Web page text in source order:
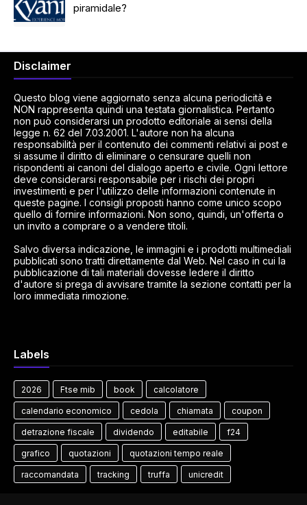
piramidale?
Disclaimer
Questo blog viene aggiornato senza alcuna periodicità e
NON rappresenta quindi una testata giornalistica. Pertanto
non può considerarsi un prodotto editoriale ai sensi della
legge n. 62 del 7.03.2001. L'autore non ha alcuna
responsabilità per il contenuto dei commenti relativi ai post e
si assume il diritto di eliminare o censurare quelli non
rispondenti ai canoni del dialogo aperto e civile. Ogni lettore
deve considerarsi responsabile per i rischi dei propri
investimenti e per l'utilizzo delle informazioni contenute in
queste pagine. I consigli proposti hanno come unico scopo
quello di fornire informazioni. Non sono, quindi, un'offerta o
un invito a comprare o a vendere titoli.
Salvo diversa indicazione, le immagini e i prodotti multimediali
pubblicati sono tratti direttamente dal Web. Nel caso in cui la
pubblicazione di tali materiali dovesse ledere il diritto
d'autore si prega di avvisare tramite la sezione contatti per la
loro immediata rimozione.
Labels
2026 Ftse mib book calcolatore
calendario economico cedola chiamata coupon
detrazione fiscale dividendo editabile f24
grafico quotazioni quotazioni tempo reale
raccomandata tracking truffa unicredit